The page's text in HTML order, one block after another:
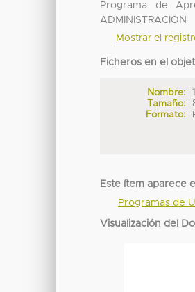
Programa de
ADMINISTRACIÓN
Mostrar el
Ficheros en el
Nombre:
Tamaño:
Formato:
Este ítem aparece
Programas de
Visualización del